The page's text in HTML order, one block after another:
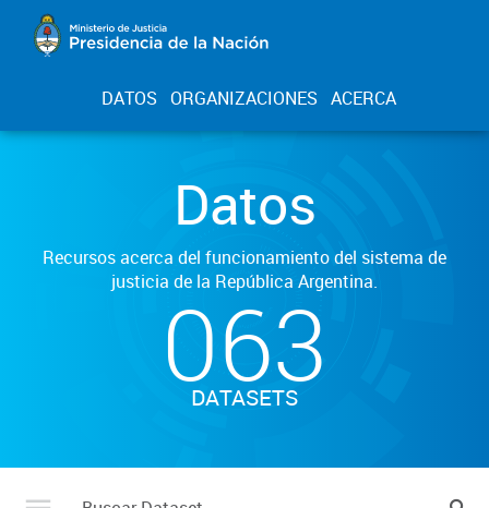
DATOS ORGANIZACIONES ACERCA
Datos
Recursos acerca del funcionamiento del sistema de
justicia de la República Argentina.
063
DATASETS